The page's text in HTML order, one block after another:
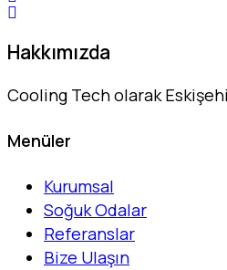
Hakkımızda
Cooling Tech olarak
Menüler
Kurumsal
Soğuk Odalar
Referanslar
Bize Ulaşın